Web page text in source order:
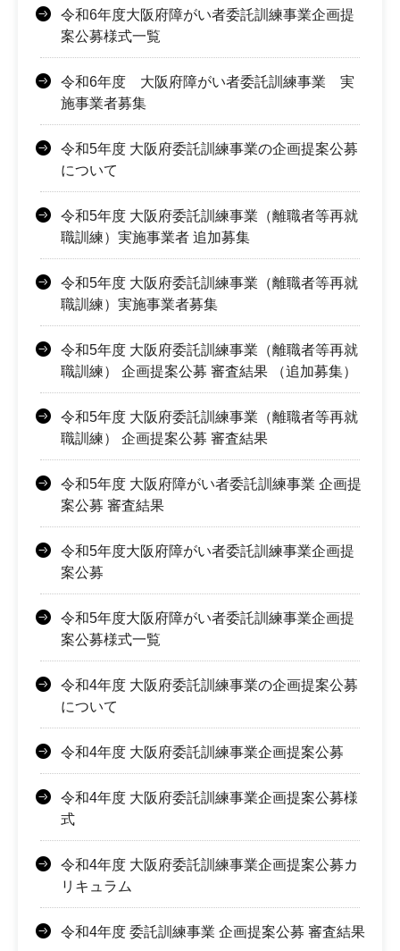
令和6年度大阪府障がい者委託訓練事業企画提
案公募様式一覧
令和6年度 大阪府障がい者委託訓練事業 実
施事業者募集
令和5年度 大阪府委託訓練事業の企画提案公募
について
令和5年度 大阪府委託訓練事業（離職者等再就
職訓練）実施事業者 追加募集
令和5年度 大阪府委託訓練事業（離職者等再就
職訓練）実施事業者募集
令和5年度 大阪府委託訓練事業（離職者等再就
職訓練） 企画提案公募 審査結果 （追加募集）
令和5年度 大阪府委託訓練事業（離職者等再就
職訓練） 企画提案公募 審査結果
令和5年度 大阪府障がい者委託訓練事業 企画提
案公募 審査結果
令和5年度大阪府障がい者委託訓練事業企画提
案公募
令和5年度大阪府障がい者委託訓練事業企画提
案公募様式一覧
令和4年度 大阪府委託訓練事業の企画提案公募
について
令和4年度 大阪府委託訓練事業企画提案公募
令和4年度 大阪府委託訓練事業企画提案公募様
式
令和4年度 大阪府委託訓練事業企画提案公募カ
リキュラム
令和4年度 委託訓練事業 企画提案公募 審査結果